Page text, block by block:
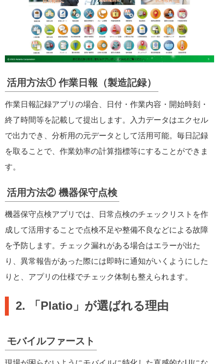
活用方法① 作業日報（製造記録）
作業日報記録アプリの場合、日付・作業内容・開始時刻・
終了時間等を記載して提出します。入力データはエクセル
で出力でき、分析用の元データとして活用可能。毎日記録
を取ることで、作業効率の計算指標等にすることができま
す。
活用方法② 機器保守点検
機器保守点検アプリでは、日常点検のチェックリストを作
成して活用することで点検不足や整備不良などによる故障
を予防します。チェック漏れがある場合はエラーが出た
り、異常報告があった際には即時に通知がいくようにした
りと、アプリの仕様でチェック体制も整えられます。
2. 「Platio」が選ばれる理由
モバイルファースト